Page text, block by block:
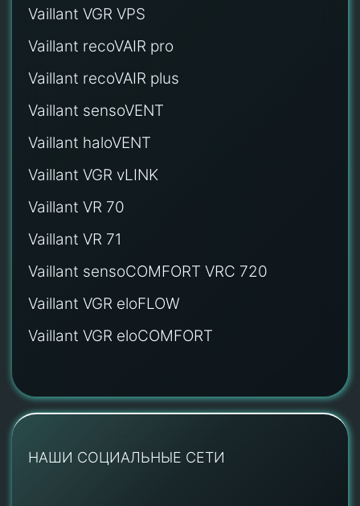
Vaillant VGR VPS
Vaillant recoVAIR pro
Vaillant recoVAIR plus
Vaillant sensoVENT
Vaillant haloVENT
Vaillant VGR vLINK
Vaillant VR 70
Vaillant VR 71
Vaillant sensoCOMFORT VRC 720
Vaillant VGR eloFLOW
Vaillant VGR eloCOMFORT
НАШИ СОЦИАЛЬНЫЕ СЕТИ